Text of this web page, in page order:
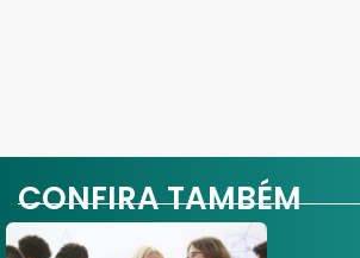
CONFIRA TAMBÉM